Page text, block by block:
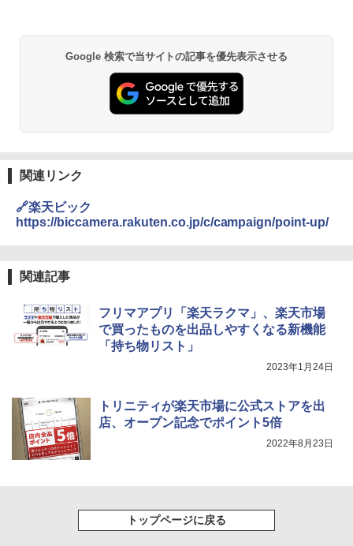
Google 検索で当サイトの記事を優先表示させる
関連リンク
🔗楽天ビック
https://biccamera.rakuten.co.jp/c/campaign/point-up/
関連記事
フリマアプリ「楽天ラクマ」、楽天市場
で買ったものを出品しやすくなる新機能
「持ち物リスト」
2023年1月24日
トリニティが楽天市場に公式ストアを出
店、オープン記念でポイント5倍
2022年8月23日
トップページに戻る